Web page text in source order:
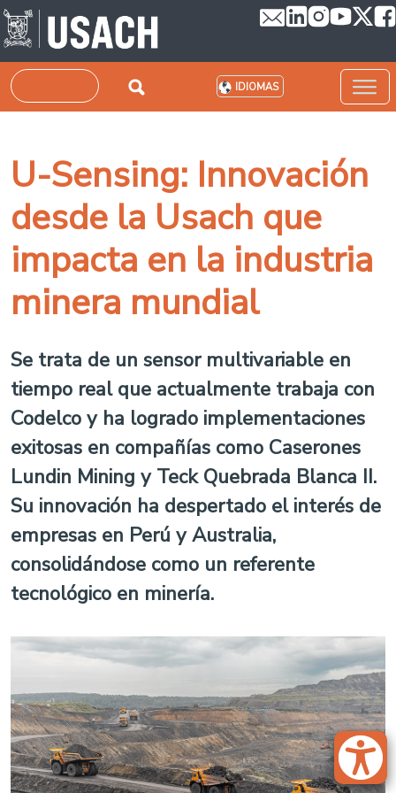
Pasar al contenido principal
Buscar IDIOMAS
U-Sensing: Innovación
desde la Usach que
impacta en la industria
minera mundial
Se trata de un sensor multivariable en
tiempo real que actualmente trabaja con
Codelco y ha logrado implementaciones
exitosas en compañías como Caserones
Lundin Mining y Teck Quebrada Blanca II.
Su innovación ha despertado el interés de
empresas en Perú y Australia,
consolidándose como un referente
tecnológico en minería.